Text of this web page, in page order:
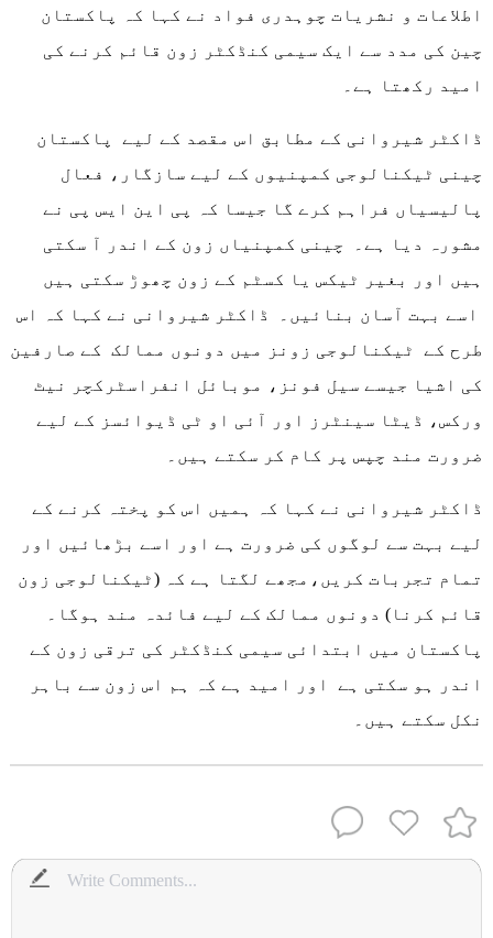
اطلاعات و نشریات چوہدری فواد نے کہا کہ پاکستان
چین کی مدد سے ایک سیمی کنڈکٹر زون قائم کرنے کی
امید رکھتا ہے۔
ڈاکٹر شیروانی کے مطابق اس مقصد کے لیے پاکستان
چینی ٹیکنالوجی کمپنیوں کے لیے سازگار، فعال
پالیسیاں فراہم کرے گا جیسا کہ پی این ایس پی نے
مشورہ دیا ہے۔ چینی کمپنیاں زون کے اندر آ سکتی
ہیں اور بغیر ٹیکس یا کسٹم کے زون چھوڑ سکتی ہیں
اسے بہت آسان بنائیں۔ ڈاکٹر شیروانی نے کہا کہ اس
طرح کے ٹیکنالوجی زونز میں دونوں ممالک کے صارفین
کی اشیا جیسے سیل فونز، موبائل انفراسٹرکچر نیٹ
ورکس، ڈیٹا سینٹرز اور آئی او ٹی ڈیوائسز کے لیے
ضرورت مند چپس پر کام کر سکتے ہیں۔
ڈاکٹر شیروانی نے کہا کہ ہمیں اس کو پختہ کرنے کے
لیے بہت سے لوگوں کی ضرورت ہے اور اسے بڑھائیں اور
تمام تجربات کریں،مجھے لگتا ہے کہ (ٹیکنالوجی زون
قائم کرنا) دونوں ممالک کے لیے فائدہ مند ہوگا۔
پاکستان میں ابتدائی سیمی کنڈکٹر کی ترقی زون کے
اندر ہو سکتی ہے اور امید ہے کہ ہم اس زون سے باہر
نکل سکتے ہیں۔